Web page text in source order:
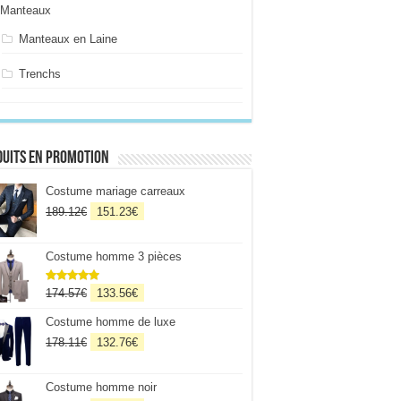
Manteaux
Manteaux en Laine
Trenchs
en promotion
Costume mariage carreaux
189.12€
Le
était :
189.12€.
151.23€
est :
Costume homme 3 pièces
Note5sur
174.57€
Le
initial
était :
133.56€
actuel
Costume homme de luxe
178.11€
Le
était :
132.76€
est :
Costume homme noir